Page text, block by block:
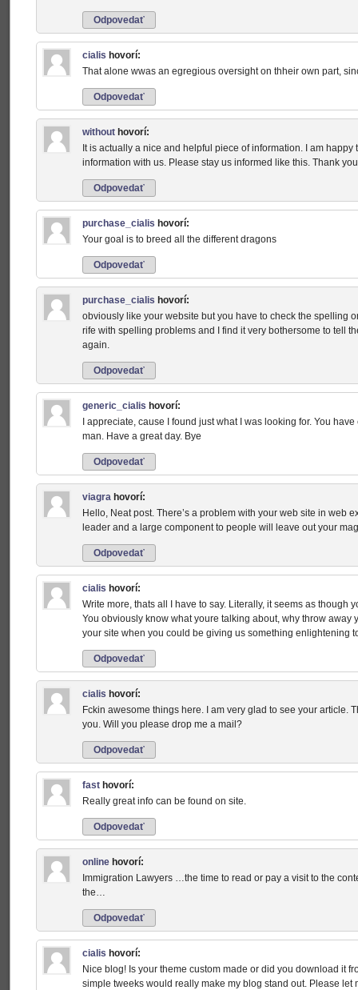
Odpovedať
cialis hovorí:
That alone wwas an egregious oversight on thheir own part,
Odpovedať
without hovorí:
It is actually a nice and helpful piece of information. I am
information with us. Please stay us informed like this. Thank
Odpovedať
purchase_cialis hovorí:
Your goal is to breed all the different dragons
Odpovedať
purchase_cialis hovorí:
obviously like your website but you have to check the spelling
rife with spelling problems and I find it very bothersome to tell
again.
Odpovedať
generic_cialis hovorí:
I appreciate, cause I found just what I was looking for. You
man. Have a great day. Bye
Odpovedať
viagra hovorí:
Hello, Neat post. There’s a problem with your web site in web
leader and a large component to people will leave out your
Odpovedať
cialis hovorí:
Write more, thats all I have to say. Literally, it seems as though
You obviously know what youre talking about, why throw
your site when you could be giving us something enlightening
Odpovedať
cialis hovorí:
Fckin awesome things here. I am very glad to see your article.
you. Will you please drop me a mail?
Odpovedať
fast hovorí:
Really great info can be found on site.
Odpovedať
online hovorí:
Immigration Lawyers …the time to read or pay a visit to the
the…
Odpovedať
cialis hovorí:
Nice blog! Is your theme custom made or did you download it
simple tweeks would really make my blog stand out. Please